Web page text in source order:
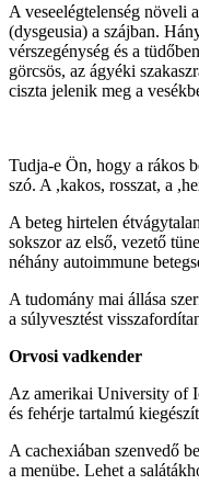
A veseelégtelenség növeli
(dysgeusia) a szájban.
vérszegénység és a
görcsös, az ágyéki
ciszta jelenik meg a
Tudja-e Ön, hogy a rákos
szó. A ,kakos, rosszat, a
A beteg hirtelen
sokszor az első, vezető
néhány autoimmune
A tudomány mai állása
a súlyvesztést
Orvosi vadkender
Az amerikai University of
és fehérje tartalmú
A cachexiában szenvedő
a menübe. Lehet a